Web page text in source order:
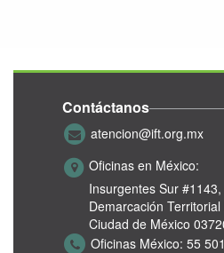
Contáctanos
atencion@ift.org.mx
Oficinas en México:
Insurgentes Sur #1143,
Demarcación
Ciudad de México
Oficinas México: 55